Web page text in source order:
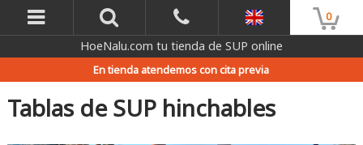
0
HoeNalu.com tu tienda de SUP online
En tienda atendemos con cita previa
Tablas de SUP hinchables